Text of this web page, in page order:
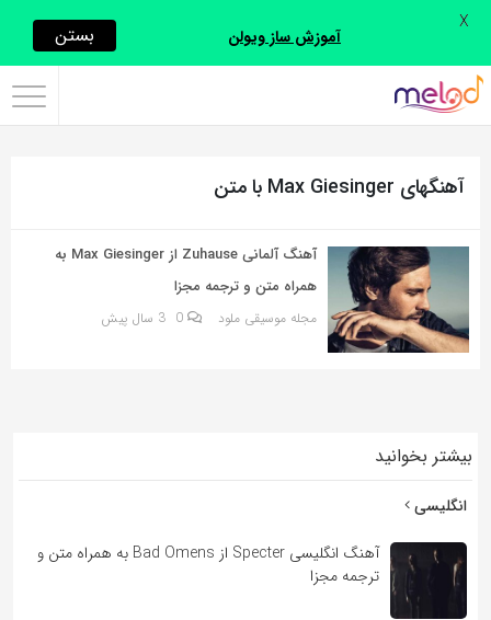
اشتراک
با
از
زیر
می‌توانید
این
صفحه
خود
به
بگذارید.
آهنگهای Max Giesinger با متن
آهنگ آلمانی Zuhause از Max Giesinger به
همراه متن و ترجمه مجزا
مجله موسیقی ملود 0 3 سال پیش
بیشتر بخوانید
انگلیسی
آهنگ انگلیسی Specter از Bad Omens به همراه متن و
ترجمه مجزا
آموزش ساز ویولن بستن X